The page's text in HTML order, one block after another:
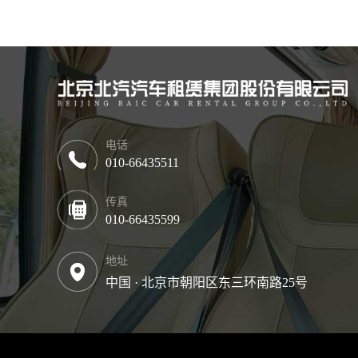
电话
010-66435511
传真
010-66435599
地址
中国 · 北京市朝阳区东三环南路25号